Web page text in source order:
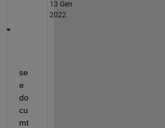
13 Gen
2022
se
e
do
cu
mt